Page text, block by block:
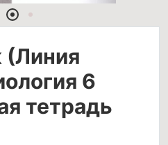
(Линия
6
тетрадь